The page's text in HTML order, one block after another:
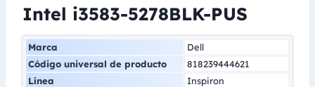
Intel i3583-5278BLK-PUS
Marca
Dell
Código universal de producto
818239444621
Línea
Inspiron